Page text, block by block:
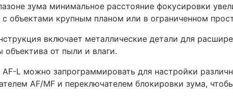
зума минимальное расстояние фокусировки
с объектами крупным планом или в ограниченном
включает металлические детали для
от пыли и влаги.
L можно запрограммировать для настройки
AF/MF и переключателем блокировки зума,